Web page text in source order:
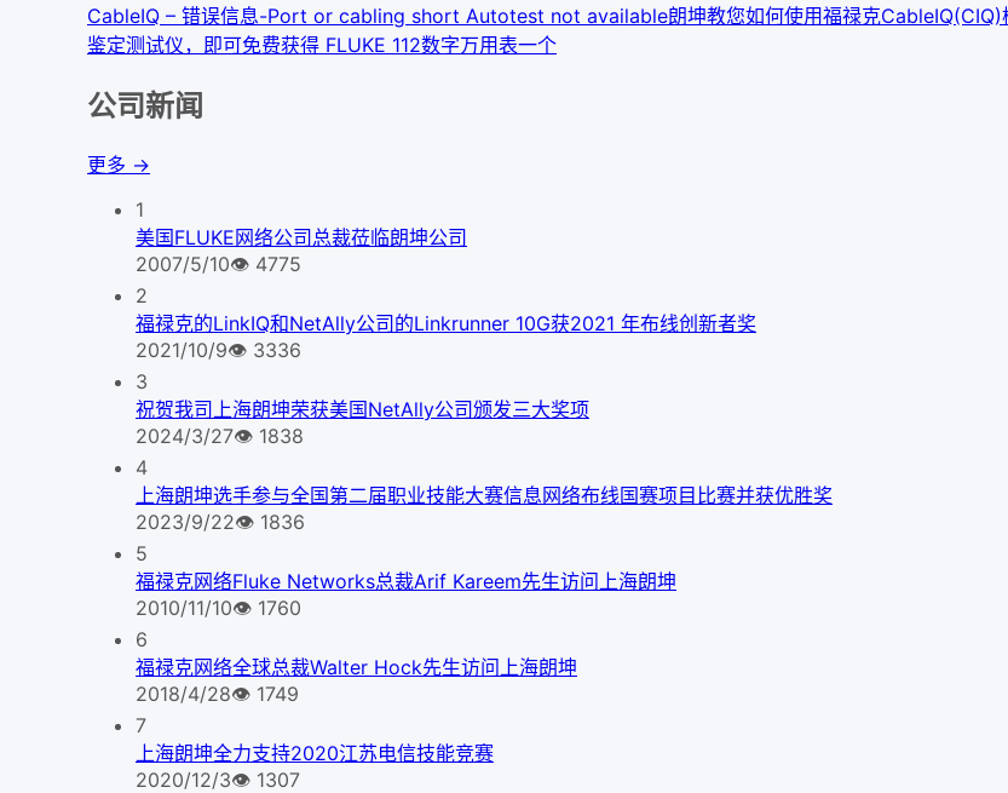
CableIQ – 错误信息-Port or cabling short Autotest not available朗坤教您如何使用福禄克CableIQ(CIQ)
鉴定测试仪，即可免费获得 FLUKE 112数字万用表一个
公司新闻
更多 →
1
美国FLUKE网络公司总裁莅临朗坤公司
2007/5/10👁 4775
2
福禄克的LinkIQ和NetAlly公司的Linkrunner 10G获2021 年布线创新者奖
2021/10/9👁 3336
3
祝贺我司上海朗坤荣获美国NetAlly公司颁发三大奖项
2024/3/27👁 1838
4
上海朗坤选手参与全国第二届职业技能大赛信息网络布线国赛项目比赛并获优胜奖
2023/9/22👁 1836
5
福禄克网络Fluke Networks总裁Arif Kareem先生访问上海朗坤
2010/11/10👁 1760
6
福禄克网络全球总裁Walter Hock先生访问上海朗坤
2018/4/28👁 1749
7
上海朗坤全力支持2020江苏电信技能竞赛
2020/12/3👁 1307